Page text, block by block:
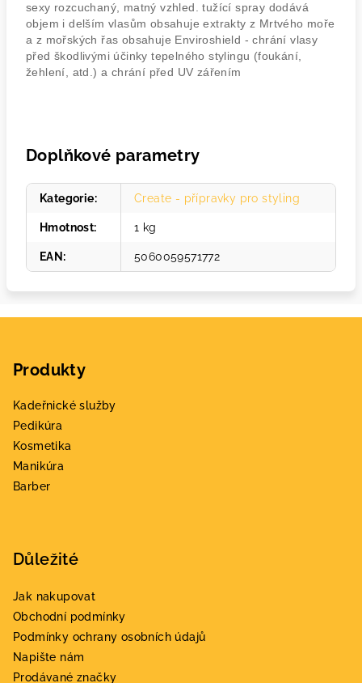
sexy rozcuchaný, matný vzhled. tužící spray dodává
objem i delším vlasům obsahuje extrakty z Mrtvého moře
a z mořských řas obsahuje Enviroshield - chrání vlasy
před škodlivými účinky tepelného stylingu (foukání,
žehlení, atd.) a chrání před UV zářením
Doplňkové parametry
Kategorie: Create - přípravky pro styling
Hmotnost: 1 kg
EAN : 5060059571772
Produkty
Kadeřnické služby
Pedikúra
Kosmetika
Manikúra
Barber
Důležité
Jak nakupovat
Obchodní podmínky
Podmínky ochrany osobních údajů
Napište nám
Prodávané značky